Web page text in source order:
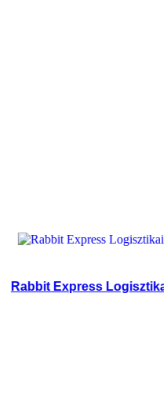
Express Logisztikai